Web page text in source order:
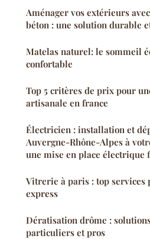
Aménager vos extérieurs
béton : une solution durable
Matelas naturel: le sommeil
confortable
Top 5 critères de prix pour
artisanale en france
Électricien : installation et
Auvergne-Rhône-Alpes à
une mise en place électrique
Vitrerie à paris : top services
express
Dératisation drôme :
particuliers et pros